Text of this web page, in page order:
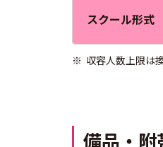
スクール形式
※ 収容人数上限は
備品・附